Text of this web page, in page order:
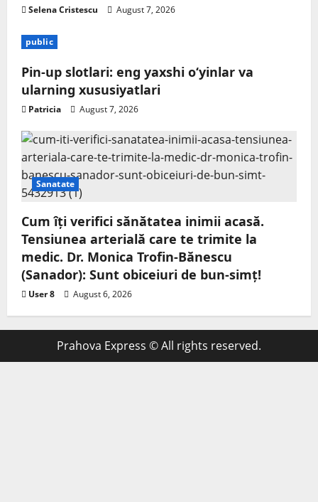
Selena Cristescu August 7, 2026
public
Pin-up slotlari: eng yaxshi o‘yinlar va
ularning xususiyatlari
Patricia August 7, 2026
Sanatate
Cum îți verifici sănătatea inimii acasă.
Tensiunea arterială care te trimite la
medic. Dr. Monica Trofin-Bănescu
(Sanador): Sunt obiceiuri de bun-simț!
User 8 August 6, 2026
Prahova Express © All rights reserved.